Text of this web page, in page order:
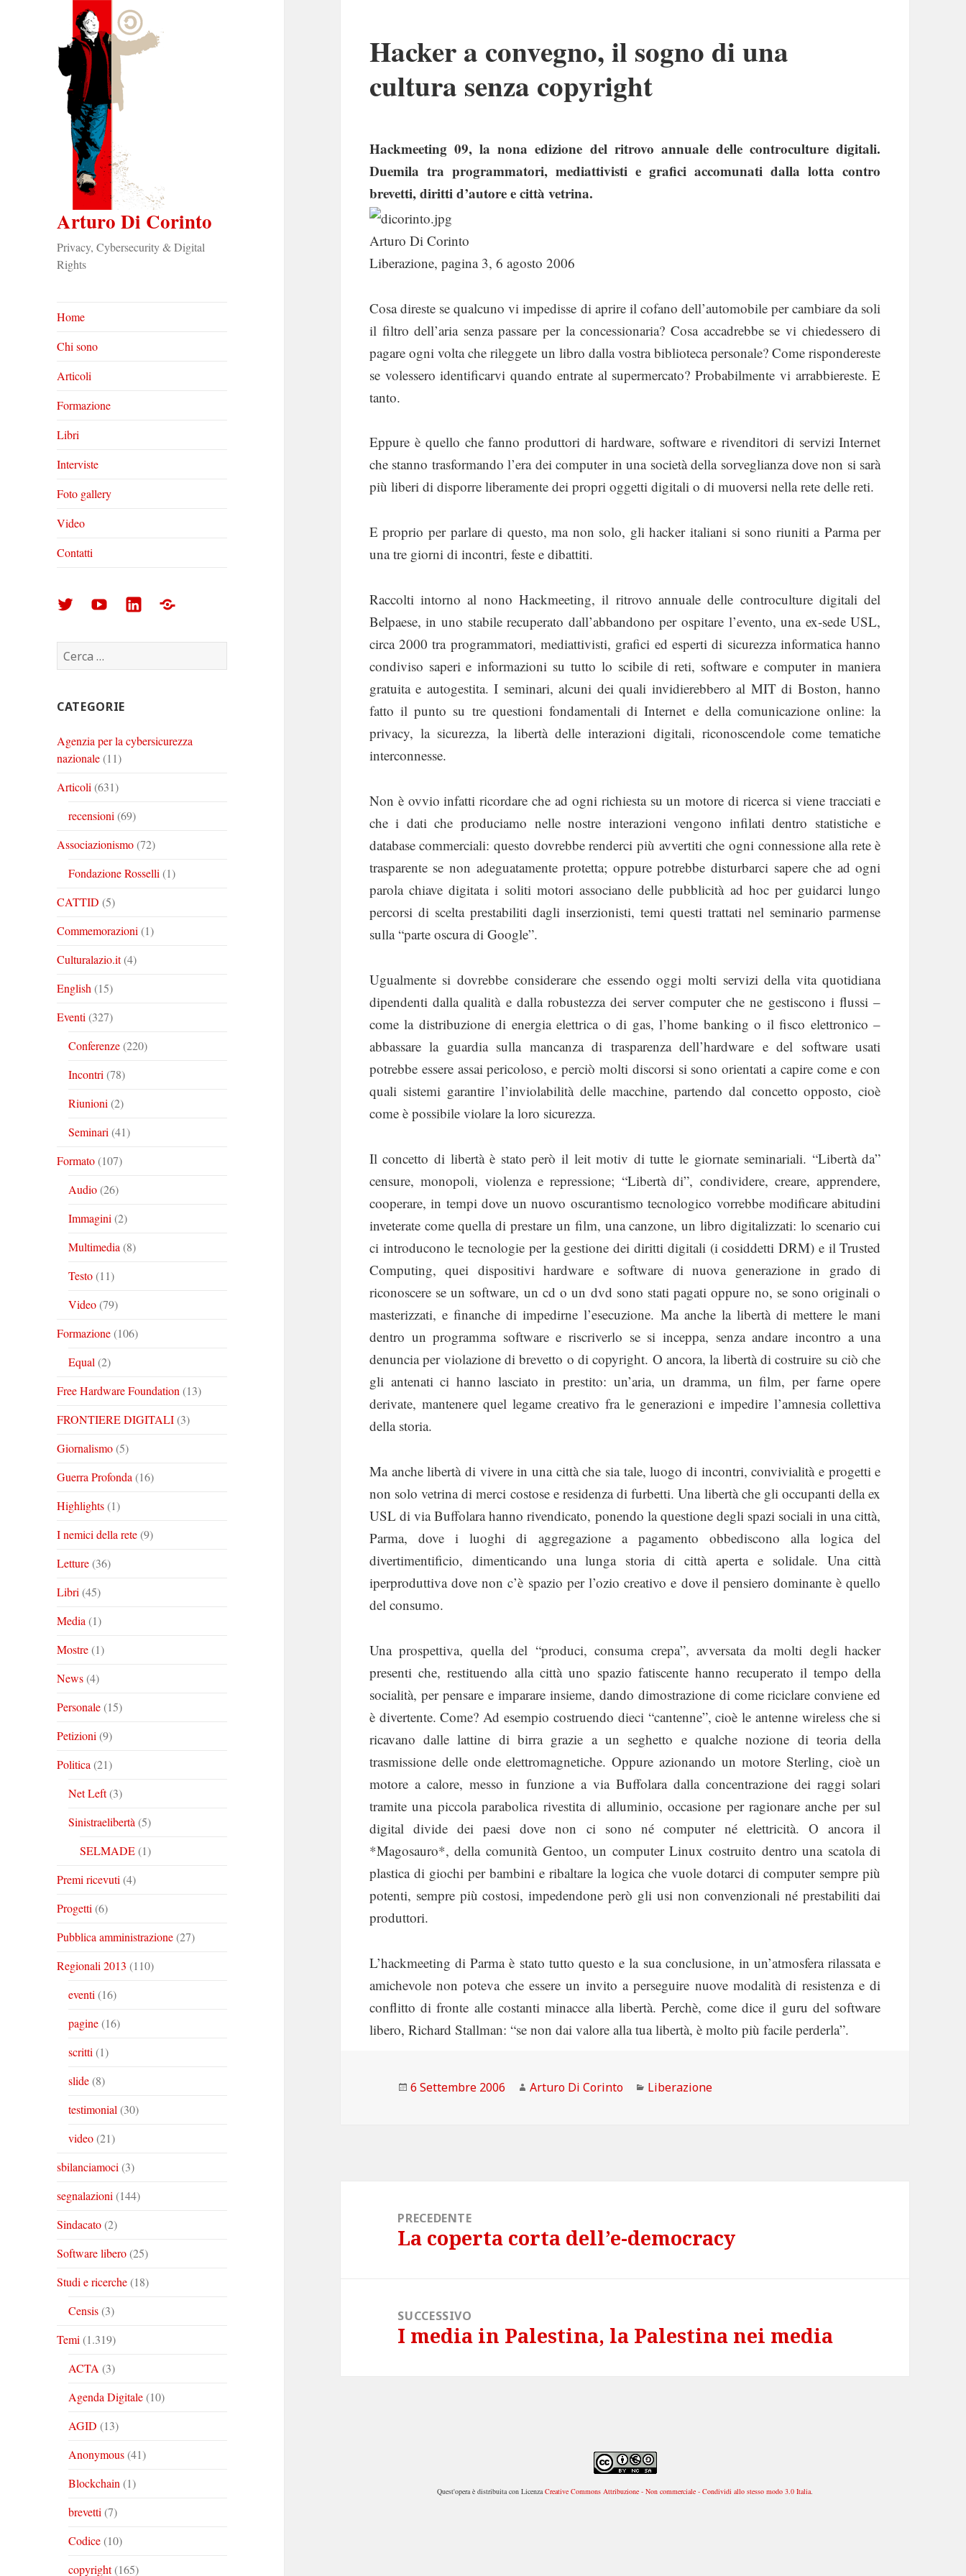
Arturo Di Corinto
Privacy, Cybersecurity & Digital
Rights
Home
Chi sono
Articoli
Formazione
Libri
Interviste
Foto gallery
Video
Contatti
Arturo
Corinto
su
Arturo
Corinto
su
Arturo
su
Foto
Ricerca
per:
CATEGORIE
Agenzia per la cybersicurezza
nazionale(11)
Articoli (631)
recensioni (69)
Associazionismo(72)
Fondazione Rosselli (1)
CATTID (5)
Commemorazioni (1)
Culturalazio.it(4)
English (15)
Eventi (327)
Conferenze(220)
Incontri (78)
Riunioni (2)
Seminari (41)
Formato(107)
Audio(26)
Immagini (2)
Multimedia (8)
Testo(11)
Video(79)
Formazione(106)
Equal (2)
Free Hardware Foundation (13)
FRONTIERE DIGITALI(3)
Giornalismo(5)
Guerra Profonda (16)
Highlights(1)
I nemici della rete(9)
Letture(36)
Libri (45)
Media (1)
Mostre(1)
News(4)
Personale(15)
Petizioni (9)
Politica (21)
Net Left(3)
Sinistraelibertà (5)
SELMADE(1)
Premi ricevuti (4)
Progetti (6)
Pubblica amministrazione(27)
Regionali 2013 (110)
eventi (16)
pagine(16)
scritti (1)
slide(8)
testimonial (30)
video(21)
sbilanciamoci (3)
segnalazioni (144)
Sindacato(2)
Software libero(25)
Studi e ricerche(18)
Censis(3)
Temi (1.319)
ACTA (3)
Agenda Digitale(10)
AGID (13)
Anonymous(41)
Blockchain (1)
brevetti (7)
Codice(10)
copyright(165)
Hacker a convegno, il sogno di una
cultura senza copyright
Hackmeeting 09, la nona edizione del ritrovo annuale delle controculture digitali.
Duemila tra programmatori, mediattivisti e grafici accomunati dalla lotta contro
brevetti, diritti d’autore e città vetrina.
Arturo Di Corinto
Liberazione, pagina 3, 6 agosto 2006
Cosa direste se qualcuno vi impedisse di aprire il cofano dell’automobile per cambiare da soli
il filtro dell’aria senza passare per la concessionaria? Cosa accadrebbe se vi chiedessero di
pagare ogni volta che rileggete un libro dalla vostra biblioteca personale? Come rispondereste
se volessero identificarvi quando entrate al supermercato? Probabilmente vi arrabbiereste. E
tanto.
Eppure è quello che fanno produttori di hardware, software e rivenditori di servizi Internet
che stanno trasformando l’era dei computer in una società della sorveglianza dove non si sarà
più liberi di disporre liberamente dei propri oggetti digitali o di muoversi nella rete delle reti.
E proprio per parlare di questo, ma non solo, gli hacker italiani si sono riuniti a Parma per
una tre giorni di incontri, feste e dibattiti.
Raccolti intorno al nono Hackmeeting, il ritrovo annuale delle controculture digitali del
Belpaese, in uno stabile recuperato dall’abbandono per ospitare l’evento, una ex-sede USL,
circa 2000 tra programmatori, mediattivisti, grafici ed esperti di sicurezza informatica hanno
condiviso saperi e informazioni su tutto lo scibile di reti, software e computer in maniera
gratuita e autogestita. I seminari, alcuni dei quali invidierebbero al MIT di Boston, hanno
fatto il punto su tre questioni fondamentali di Internet e della comunicazione online: la
privacy, la sicurezza, la libertà delle interazioni digitali, riconoscendole come tematiche
interconnesse.
Non è ovvio infatti ricordare che ad ogni richiesta su un motore di ricerca si viene tracciati e
che i dati che produciamo nelle nostre interazioni vengono infilati dentro statistiche e
database commerciali: questo dovrebbe renderci più avvertiti che ogni connessione alla rete è
trasparente se non adeguatamente protetta; oppure potrebbe disturbarci sapere che ad ogni
parola chiave digitata i soliti motori associano delle pubblicità ad hoc per guidarci lungo
percorsi di scelta prestabiliti dagli inserzionisti, temi questi trattati nel seminario parmense
sulla “parte oscura di Google”.
Ugualmente si dovrebbe considerare che essendo oggi molti servizi della vita quotidiana
dipendenti dalla qualità e dalla robustezza dei server computer che ne gestiscono i flussi –
come la distribuzione di energia elettrica o di gas, l’home banking o il fisco elettronico –
abbassare la guardia sulla mancanza di trasparenza dell’hardware e del software usati
potrebbe essere assai pericoloso, e perciò molti discorsi si sono orientati a capire come e con
quali sistemi garantire l’inviolabilità delle macchine, partendo dal concetto opposto, cioè
come è possibile violare la loro sicurezza.
Il concetto di libertà è stato però il leit motiv di tutte le giornate seminariali. “Libertà da”
censure, monopoli, violenza e repressione; “Libertà di”, condividere, creare, apprendere,
cooperare, in tempi dove un nuovo oscurantismo tecnologico vorrebbe modificare abitudini
inveterate come quella di prestare un film, una canzone, un libro digitalizzati: lo scenario cui
ci introducono le tecnologie per la gestione dei diritti digitali (i cosiddetti DRM) e il Trusted
Computing, quei dispositivi hardware e software di nuova generazione in grado di
riconoscere se un software, un cd o un dvd sono stati pagati oppure no, se sono originali o
masterizzati, e finanche di impedirne l’esecuzione. Ma anche la libertà di mettere le mani
dentro un programma software e riscriverlo se si inceppa, senza andare incontro a una
denuncia per violazione di brevetto o di copyright. O ancora, la libertà di costruire su ciò che
gli antenati ci hanno lasciato in prestito: un’aria, un dramma, un film, per farne opere
derivate, mantenere quel legame creativo fra le generazioni e impedire l’amnesia collettiva
della storia.
Ma anche libertà di vivere in una città che sia tale, luogo di incontri, convivialità e progetti e
non solo vetrina di merci costose e residenza di furbetti. Una libertà che gli occupanti della ex
USL di via Buffolara hanno rivendicato, ponendo la questione degli spazi sociali in una città,
Parma, dove i luoghi di aggregazione a pagamento obbediscono alla logica del
divertimentificio, dimenticando una lunga storia di città aperta e solidale. Una città
iperproduttiva dove non c’è spazio per l’ozio creativo e dove il pensiero dominante è quello
del consumo.
Una prospettiva, quella del “produci, consuma crepa”, avversata da molti degli hacker
presenti che, restituendo alla città uno spazio fatiscente hanno recuperato il tempo della
socialità, per pensare e imparare insieme, dando dimostrazione di come riciclare conviene ed
è divertente. Come? Ad esempio costruendo dieci “cantenne”, cioè le antenne wireless che si
ricavano dalle lattine di birra grazie a un seghetto e qualche nozione di teoria della
trasmissione delle onde elettromagnetiche. Oppure azionando un motore Sterling, cioè un
motore a calore, messo in funzione a via Buffolara dalla concentrazione dei raggi solari
tramite una piccola parabolica rivestita di alluminio, occasione per ragionare anche per sul
digital divide dei paesi dove non ci sono né computer né elettricità. O ancora il
*Magosauro*, della comunità Gentoo, un computer Linux costruito dentro una scatola di
plastica di giochi per bambini e ribaltare la logica che vuole dotarci di computer sempre più
potenti, sempre più costosi, impedendone però gli usi non convenzionali né prestabiliti dai
produttori.
L’hackmeeting di Parma è stato tutto questo e la sua conclusione, in un’atmosfera rilassata e
amichevole non poteva che essere un invito a perseguire nuove modalità di resistenza e di
conflitto di fronte alle costanti minacce alla libertà. Perchè, come dice il guru del software
libero, Richard Stallman: “se non dai valore alla tua libertà, è molto più facile perderla”.
Scritto
6 Settembre 2006 Autore
Arturo Di Corinto Categorie
Liberazione
PRECEDENTE
Articolo
La coperta corta dell’e-democracy
SUCCESSIVO
Articolo
I media in Palestina, la Palestina nei media
Quest'opera è distribuita con LicenzaCreative Commons Attribuzione - Non commerciale - Condividi allo stesso modo 3.0 Italia.